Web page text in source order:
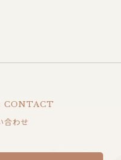
CONTACT
合わせ